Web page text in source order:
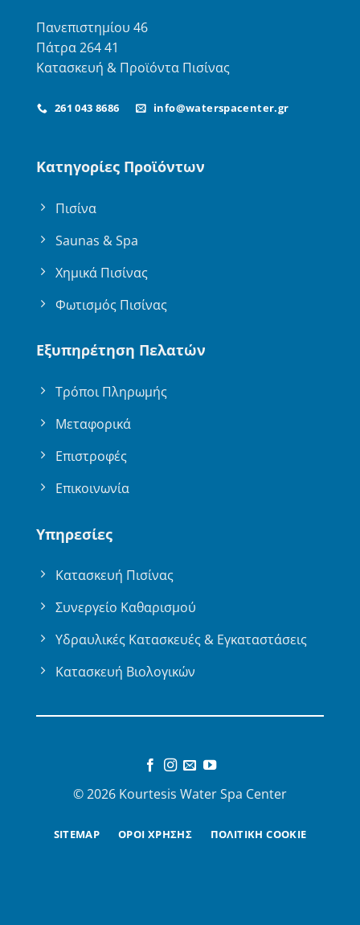
Πανεπιστημίου 46
Πάτρα 264 41
Κατασκευή & Προϊόντα Πισίνας
261 043 8686 info@waterspacenter.gr
Κατηγορίες Προϊόντων
Πισίνα
Saunas & Spa
Χημικά Πισίνας
Φωτισμός Πισίνας
Εξυπηρέτηση Πελατών
Τρόποι Πληρωμής
Μεταφορικά
Επιστροφές
Επικοινωνία
Υπηρεσίες
Κατασκευή Πισίνας
Συνεργείο Καθαρισμού
Υδραυλικές Κατασκευές & Εγκαταστάσεις
Κατασκευή Βιολογικών
© 2026 Kourtesis Water Spa Center
SITEMAP ΟΡΟΙ ΧΡΗΣΗΣ ΠΟΛΙΤΙΚΗ COOKIE